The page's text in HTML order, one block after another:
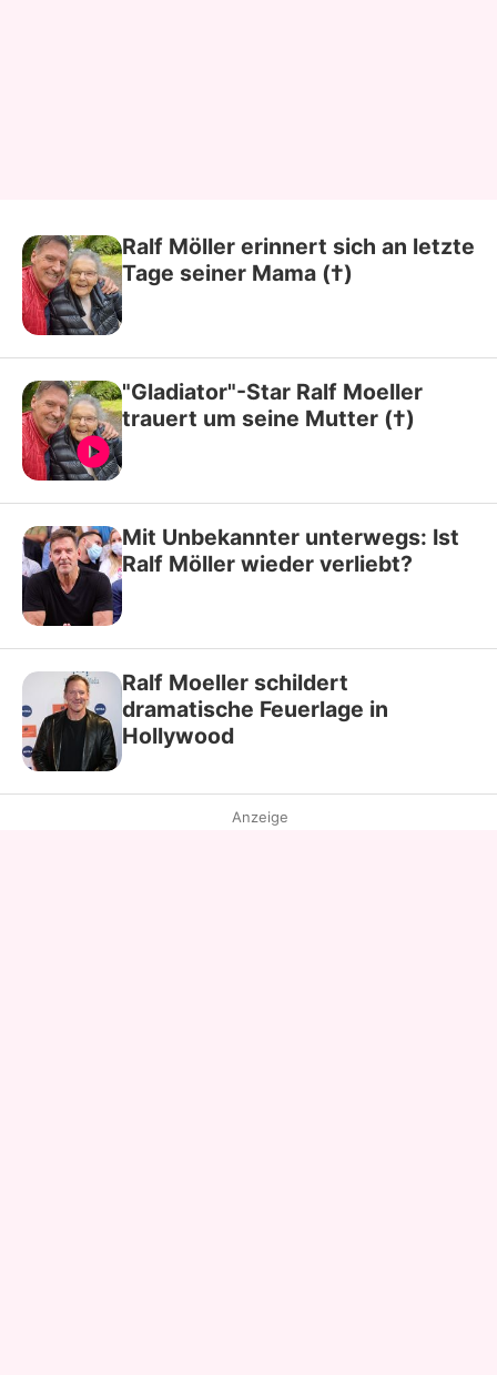
Ralf Möller erinnert sich an letzte
Tage seiner Mama (†)
"Gladiator"-Star Ralf Moeller
trauert um seine Mutter (†)
Mit Unbekannter unterwegs: Ist
Ralf Möller wieder verliebt?
Ralf Moeller schildert
dramatische Feuerlage in
Hollywood
Anzeige